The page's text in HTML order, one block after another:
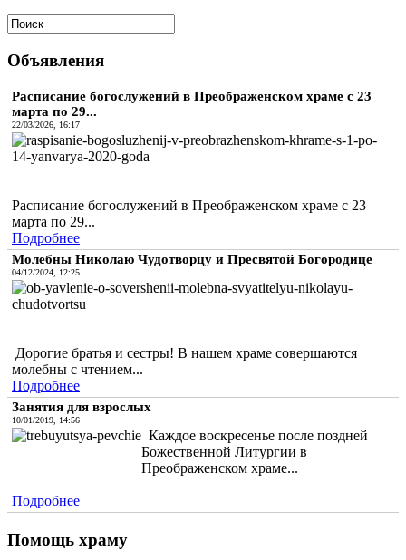
Объявления
Расписание богослужений в Преображенском храме с 23
марта по 29...
22/03/2026, 16:17
Расписание богослужений в Преображенском храме с 23
марта по 29...
Подробнее
Молебны Николаю Чудотворцу и Пресвятой Богородице
04/12/2024, 12:25
Дорогие братья и сестры! В нашем храме совершаются
молебны с чтением...
Подробнее
Занятия для взрослых
10/01/2019, 14:56
Каждое воскресенье после поздней
Божественной Литургии в
Преображенском храме...
Подробнее
Помощь храму